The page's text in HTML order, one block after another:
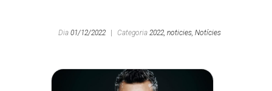
Dia 01/12/2022 | Categoria 2022, noticies, Notícies